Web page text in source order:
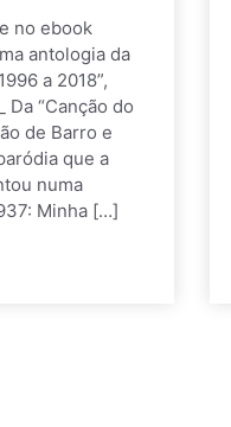
no ebook
antologia da
a 2018”,
Da “Canção do
de Barro e
que a
numa
Minha […]